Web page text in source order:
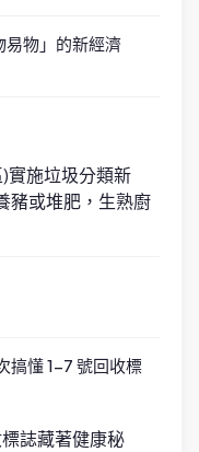
物」的新經濟
實施垃圾分類新
豬或堆肥，生熟廚
搞懂 1-7 號回收標
誌藏著健康秘